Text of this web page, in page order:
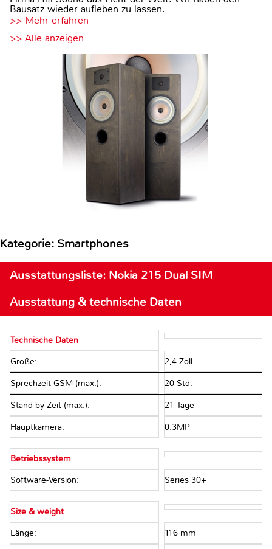
Bausatz wieder aufleben zu lassen.
>> Mehr erfahren
>> Alle anzeigen
Kategorie: Smartphones
Ausstattungsliste: Nokia 215 Dual SIM
Ausstattung & technische Daten
Technische Daten
Größe: 2,4 Zoll
Sprechzeit GSM (max.): 20 Std.
Stand-by-Zeit (max.): 21 Tage
Hauptkamera: 0.3MP
Betriebssystem
Software-Version: Series 30+
Size & weight
Länge: 116 mm